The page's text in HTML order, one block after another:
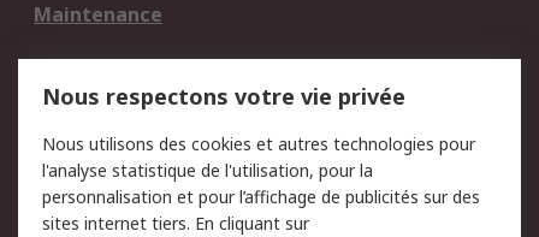
Maintenance
du site
Politique de protection
des données - Mise à
Sécurité des E-mails
Nous respectons votre vie privée
Nous utilisons des cookies et autres technologies pour
l'analyse statistique de l'utilisation, pour la
personnalisation et pour l’affichage de publicités sur des
sites internet tiers. En cliquant sur